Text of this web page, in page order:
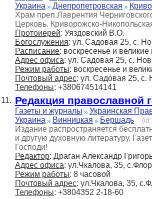
Украина
Днепропетровская
Храм преп.Лаврентия
Церковь. Криворожско-
Протоиерей: Уяздовский В.О.
Богослужения: ул. Садовая 25, с.
Расписание: воскресенье и
Адрес офиса: ул. Садовая 25, с.
Режим работы: воскресенье и
Почтовый адрес: ул. Садовая 25, с.
Телефоны: +380674514141
11. Редакция православной
Газеты и журналы
Украинская
Украина
Винницкая Бершадь
Издание распространяется
и другую духовную литературу.
Господи!
Редактор: Драган Александр
Адрес офиса: ул.Чкалова, 35,
Режим работы: 8 часовой
Почтовый адрес: ул.Чкалова, 35,
Телефоны: +3804352 2-18-60